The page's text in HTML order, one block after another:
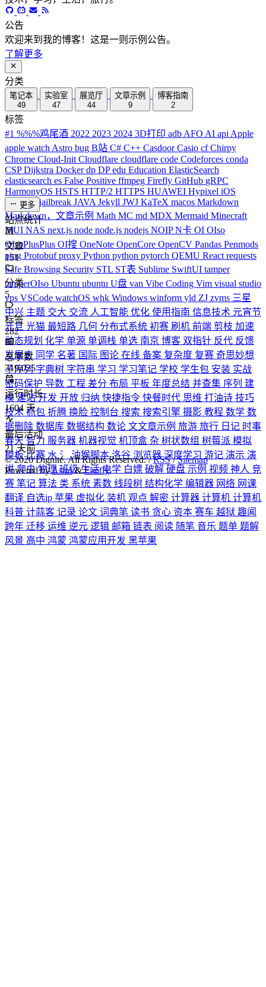
公告
欢迎来到我的博客！这是一则示例公告。
了解更多
分类
笔记本
49
实验室
47
展览厅
44
文章示例
9
博客指南
2
标签
#1 %%%鸡尾酒 2022 2023 2024 3D打印 adb AFO AI api Apple
apple watch Astro bug B站 C# C++ CasdoorCasio cfChirpy
Chrome Cloud-Init Cloudflare cloudflare code Codeforces conda
CSPDijkstra Dockerdp DPedu Education ElasticSearch
elasticsearch es False Positive ffmpeg Firefly GitHub gRPC
HarmonyOS HSTS HTTP/2 HTTPS HUAWEI Hypixel iOS
iPhoneJ jailbreak JAVA Jekyll JWJ KaTeX macos Markdown
Markdown，文章示例 Math MC md MDX Mermaid Minecraft
MUI NAS next.js node node.js nodejs NOIPN卡 OI OIso
OIsoPlusPlus OI搜 OneNote OpenCore OpenCV Pandas Penmods
ping Protobufproxy Python python pytorch QEMU React requests
Safe Browsing Security STL ST表 Sublime SwiftUI tamper
tamperOIso Ubuntu ubuntu U盘 van Vibe Coding Vim visual studio
vps VSCode watchOS whk Windows winform yld ZJ zvms 三星
中兴 主题 交大 交流 人工智能 优化 使用指南 信息技术 元宵节
元旦 光猫 最短路 几何 分布式系统 初赛 刷机 前端 剪枝 加速
动态规划 化学 单源 单调栈 单选 南京 博客 双指针 反代 反馈
发展史 同学 名著 国际 图论 在线 备案 复杂度 复赛 奇思妙想
子序列字典树 字符串 学习 学习笔记 学校 学生包 安装 实战
密码保护 导数 工程 差分 布局 平板 年度总结 并查集 序列 建
模建站开发 开放 归纳 快捷指令 快餐时代 思维 打油诗 技巧
技术 抓包 折腾 换脸 控制台 搜索 搜索引擎 摄影 教程 数学 数
据删除 数据库 数据结构 数论 文文章示例 旅游 旅行 日记 时事
春天智力 服务器 机器视觉 机顶盒 杂 树状数组 树莓派 模拟
模板比赛 水氵油猴脚本洛谷 浏览器深度学习 游记 演示 演
讲爬虫物理班级生活电学 白嫖 破解 硬盘 示例 视频 神人 竞
赛 笔记 算法 类 系统 素数 线段树 结构化学 编辑器 网络 网课
翻译 自选ip 苹果 虚拟化 装机 观点 解密 计算器 计算机 计算机
科普 计蒜客 记录 论文 词典笔 读书 贪心 资本 赛车 越狱 趣闻
跨年 迁移 运维 逆元 逻辑 邮箱 链表 阅读 随笔 音乐 题单 题解
风景 高中 鸿蒙 鸿蒙应用开发 黑苹果
更多
站点统计
文章
151
分类
5
标签
282
总字数
319,025
运行时长
1604 天
最后活动
21 天前
©2026Dignite. All Rights Reserved. /RSS/Sitemap
Powered byAstro&Firefly